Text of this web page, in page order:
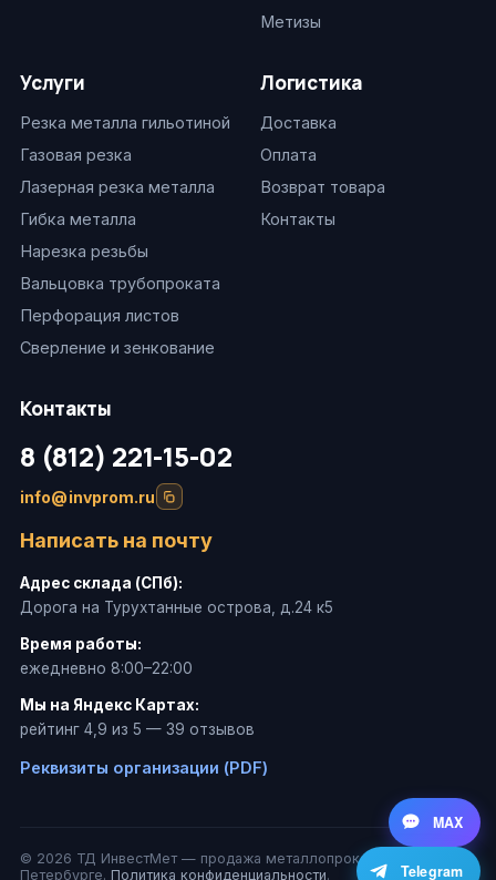
Метизы
Услуги
Резка металла гильотиной
Газовая резка
Лазерная резка металла
Гибка металла
Нарезка резьбы
Вальцовка трубопроката
Перфорация листов
Сверление и зенкование
Логистика
Доставка
Оплата
Возврат товара
Контакты
Контакты
8 (812) 221-15-02
info@invprom.ru
Написать на почту
Адрес склада (СПб):
Дорога на Турухтанные острова, д.24 к5
Время работы:
ежедневно 8:00–22:00
Мы на Яндекс Картах:
рейтинг 4,9 из 5 — 39 отзывов
Реквизиты организации (PDF)
© 2026 ТД ИнвестМет — продажа металлопроката в Санкт-
Петербурге. Политика конфиденциальности.
MAX
Telegram